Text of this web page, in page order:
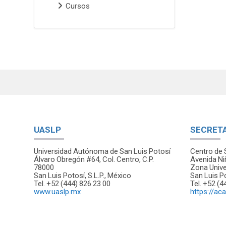
Cursos
UASLP
Universidad Autónoma de San Luis Potosí
Álvaro Obregón #64, Col. Centro, C.P.
78000
San Luis Potosí, S.L.P., México
Tel. +52 (444) 826 23 00
www.uaslp.mx
Centro de
Avenida
Zona
San Luis
Tel. +52
https://